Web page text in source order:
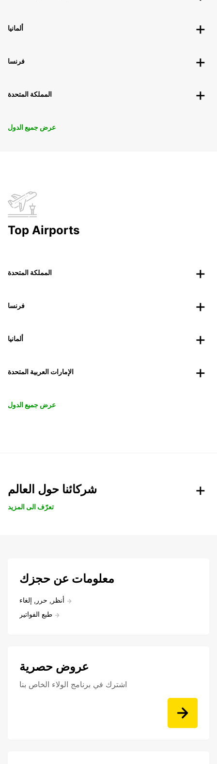
ألمانيا
فرنسا
المملكة المتحدة
عرض جميع الدول
Top Airports
المملكة المتحدة
فرنسا
ألمانيا
الإمارات العربية المتحدة
عرض جميع الدول
شركائنا حول العالم
تعرّف الى المزيد
معلومات عن حجزك
أنظر, حرر, إلغاء
طبع الفواتير
عروض حصرية
اشترك في برنامج الولاء الخاص بنا